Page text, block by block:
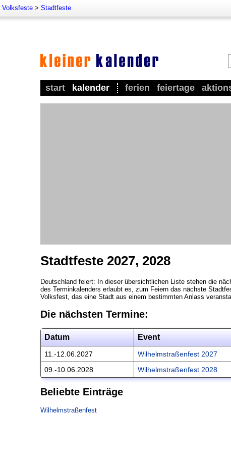
Volksfeste > Stadtfeste
start kalender ferien feiertage
Stadtfeste 2027, 2028
Deutschland feiert: In dieser übersichtlichen Liste stehen die
des Terminkalenders erlaubt es, zum Feiern das nächste
Volksfest, das eine Stadt aus einem bestimmten Anlass
Die nächsten Termine:
Datum Event
11.-12.06.2027 Wilhelmstraßenfest 2027
09.-10.06.2028
Wilhelmstraßenfest 2028
Beliebte Einträge
Wilhelmstraßenfest